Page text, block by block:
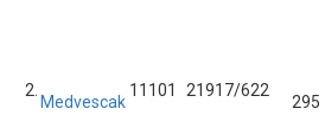
2.
Medvescak
11 101 21917/622
295